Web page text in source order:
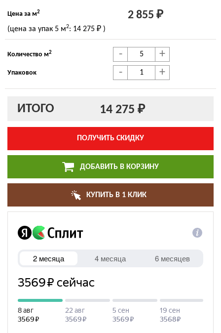
Цена за м2 2 855 ₽
(цена за упак 5 м2: 14 275 ₽ )
Количество м2 - +
Упаковок - +
ИТОГО 14 275 ₽
ПОЛУЧИТЬ СКИДКУ
ДОБАВИТЬ В КОРЗИНУ
КУПИТЬ В 1 КЛИК